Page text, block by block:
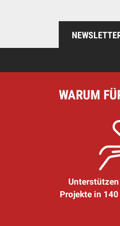
WARUM
Projekte in